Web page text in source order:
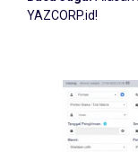
Baca Juga:Alasan